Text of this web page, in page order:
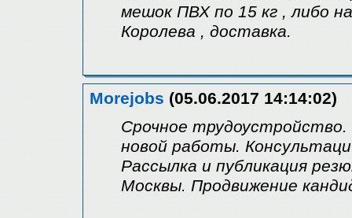
мешок ПВХ по 15 кг , либо
Королева , доставка.
Morejobs (05.06.2017 14:14:02)
Срочное
новой работы.
Рассылка и публикация
Москвы. Продвижение